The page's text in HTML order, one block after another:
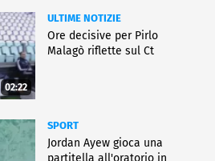
02:22
ULTIME NOTIZIE
Ore decisive per Pirlo
Malagò riflette sul Ct
SPORT
Jordan Ayew gioca una